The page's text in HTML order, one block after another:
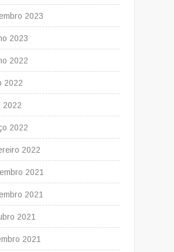
2023
2023
2022
2022
2022
2022
2022
2021
2021
2021
2021